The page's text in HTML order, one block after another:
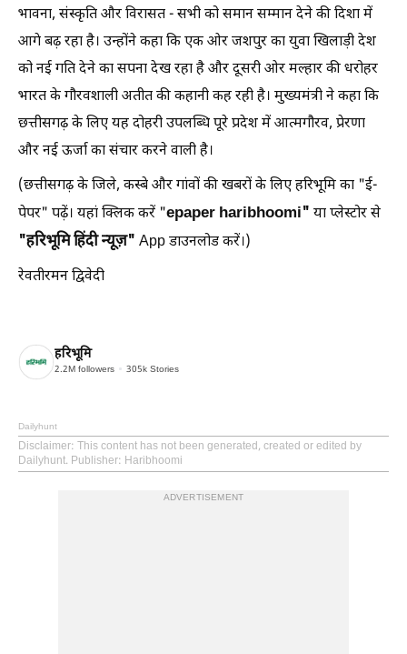
भावना, संस्कृति और विरासत - सभी को समान सम्मान देने की दिशा में
आगे बढ़ रहा है। उन्होंने कहा कि एक ओर जशपुर का युवा खिलाड़ी देश
को नई गति देने का सपना देख रहा है और दूसरी ओर मल्हार की धरोहर
भारत के गौरवशाली अतीत की कहानी कह रही है। मुख्यमंत्री ने कहा कि
छत्तीसगढ़ के लिए यह दोहरी उपलब्धि पूरे प्रदेश में आत्मगौरव, प्रेरणा
और नई ऊर्जा का संचार करने वाली है।
(छत्तीसगढ़ के जिले, कस्बे और गांवों की खबरों के लिए हरिभूमि का "ई-
पेपर" पढ़ें। यहां क्लिक करें "epaper haribhoomi" या प्लेस्टोर से
"हरिभूमि हिंदी न्यूज़" App डाउनलोड करें।)
रेवतीरमन द्विवेदी
हरिभूमि
2.2M followers 305k Stories
Dailyhunt
Disclaimer: This content has not been generated, created or edited by
Dailyhunt. Publisher: Haribhoomi
ADVERTISEMENT